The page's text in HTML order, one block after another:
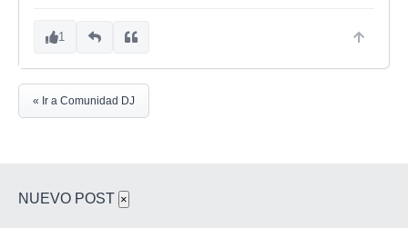
1
« Ir a Comunidad DJ
NUEVO POST ×